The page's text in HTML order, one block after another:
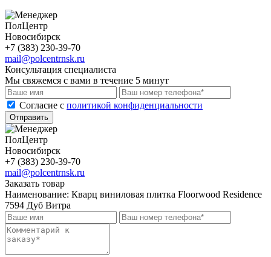
ПолЦентр
Новосибирск
+7 (383) 230-39-70
mail@polcentrnsk.ru
Консультация специалиста
Мы свяжемся с вами в течение 5 минут
Cогласие с политикой конфиденциальности
Отправить
ПолЦентр
Новосибирск
+7 (383) 230-39-70
mail@polcentrnsk.ru
Заказать товар
Наименование: Кварц виниловая плитка Floorwood Residence
7594 Дуб Витра